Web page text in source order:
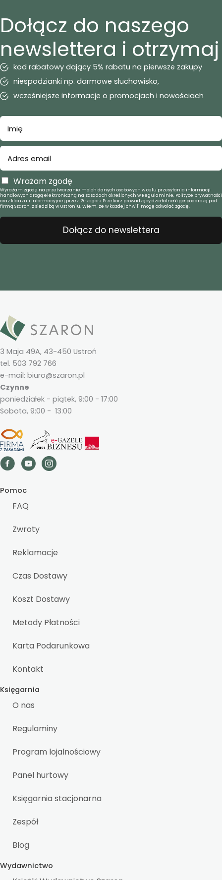
Dołącz do naszego
newslettera i otrzymaj
kod rabatowy dający 5% rabatu na pierwsze zakupy
niespodzianki np. darmowe słuchowisko,
wcześniejsze informacje o promocjach i nowościach
Wrażam zgodę
Wyrażam zgodę na przetwarzanie moich danych osobowych w celu przesyłania informacji
handlowych drogą elektroniczną na zasadach określonych w Regulaminie, Polityce prywatności
oraz klauzuli informacyjnej przez: Grzegorz Przeliorz prowadzący działalność gospodarczą pod
firmą Szaron, z siedzibą w Ustroniu. Wiem, że w każdej chwili mogę odwołać zgodę.
Dołącz do newslettera
3 Maja 49A, 43-450 Ustroń
tel. 503 792 766
e-mail: biuro@szaron.pl
Czynne
poniedziałek - piątek, 9:00 - 17:00
Sobota, 9:00 - 13:00
Pomoc
FAQ
Zwroty
Reklamacje
Czas Dostawy
Koszt Dostawy
Metody Płatności
Karta Podarunkowa
Kontakt
Księgarnia
O nas
Regulaminy
Program lojalnościowy
Panel hurtowy
Księgarnia stacjonarna
Zespół
Blog
Wydawnictwo